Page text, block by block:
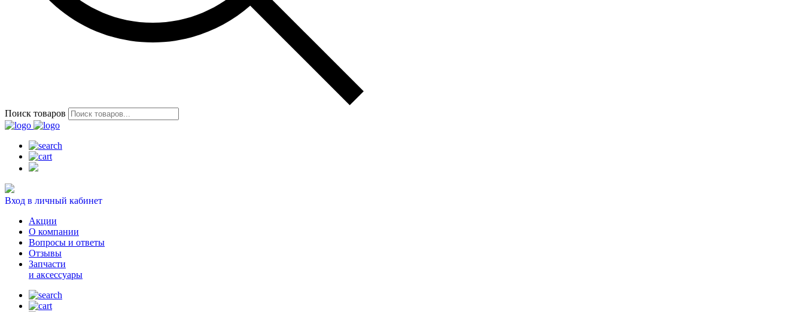
Поиск товаров
Вход в личный кабинет
Акции
О компании
Вопросы и ответы
Отзывы
Запчасти
и аксессуары